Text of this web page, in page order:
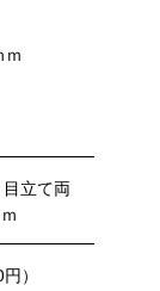
立て両
）